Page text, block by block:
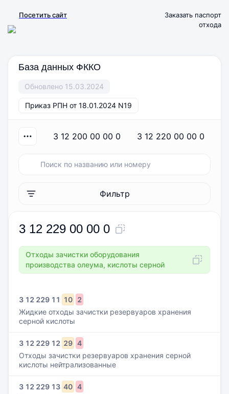
Посетить сайт
Заказать паспорт
отхода
База данных ФККО
Обновлено 15.03.2024
Приказ РПН от 18.01.2024 N19
3 12 200 00 00 0 3 12 220 00 00 0
Фильтр
3 12 229 00 00 0
Отходы зачистки оборудования
производства олеума, кислоты серной
3 12 229 11 10 2
Жидкие отходы зачистки резервуаров хранения
серной кислоты
3 12 229 12 29 4
Отходы зачистки резервуаров хранения серной
кислоты нейтрализованные
3 12 229 13 40 4